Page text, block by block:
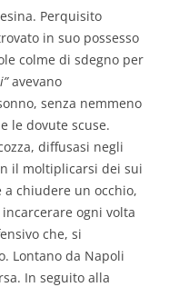
Perquisito
in suo possesso
colme di sdegno per
avevano
senza nemmeno
le dovute scuse.
diffusasi negli
il moltiplicarsi dei sui
a chiudere un occhio,
ogni volta
che, si
Lontano da Napoli
In seguito alla